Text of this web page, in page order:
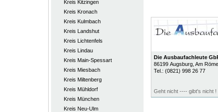
Kreis Kitzingen
Kreis Kronach
Kreis Kulmbach
Kreis Landshut
Kreis Lichtenfels
Kreis Lindau
Kreis Main-Spessart
Kreis Miesbach
Kreis Miltenberg
Kreis Mühldorf
Kreis München
Kreis Neu-Ulm
Die Ausbaufachleute
86199 Augsburg, Am
Tel.: (0821) 998 26 77
Geht nicht ---- gibt's nicht !